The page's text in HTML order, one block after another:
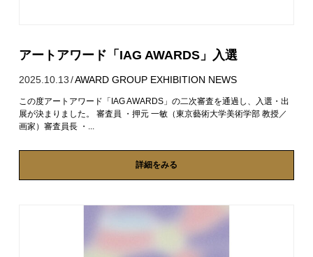
アートアワード「IAG AWARDS」入選
2025.10.13 /AWARD GROUP EXHIBITION NEWS
この度アートアワード「IAG AWARDS」の二次審査を通過し、入選・出
展が決まりました。 審査員 ・押元 一敏（東京藝術大学美術学部 教授／
画家）審査員長 ・...
詳細をみる